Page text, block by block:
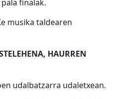
finalak.
musika taldearen
HAURREN
udalbatzarra udaletxean.